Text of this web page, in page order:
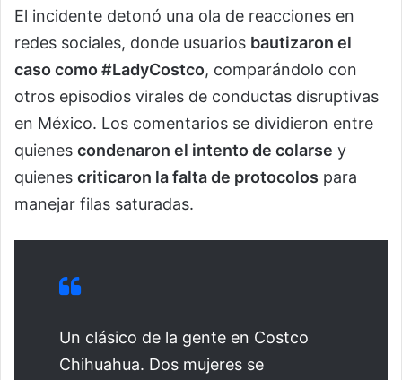
El incidente detonó una ola de reacciones en
redes sociales, donde usuarios bautizaron el
caso como #LadyCostco, comparándolo con
otros episodios virales de conductas disruptivas
en México. Los comentarios se dividieron entre
quienes condenaron el intento de colarse y
quienes criticaron la falta de protocolos para
manejar filas saturadas.
Un clásico de la gente en Costco
Chihuahua. Dos mujeres se